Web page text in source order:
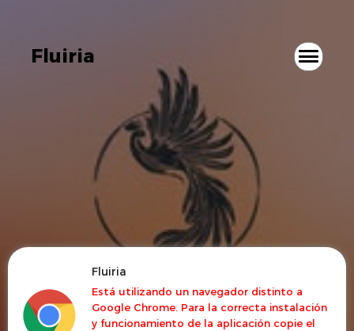
Fluiria
Está utilizando un navegador distinto a
Google Chrome. Para la correcta instalación
y funcionamiento de la aplicación copie el
Fluiria